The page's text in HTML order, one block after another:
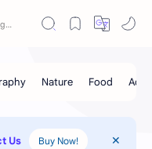
Us Buy Now!